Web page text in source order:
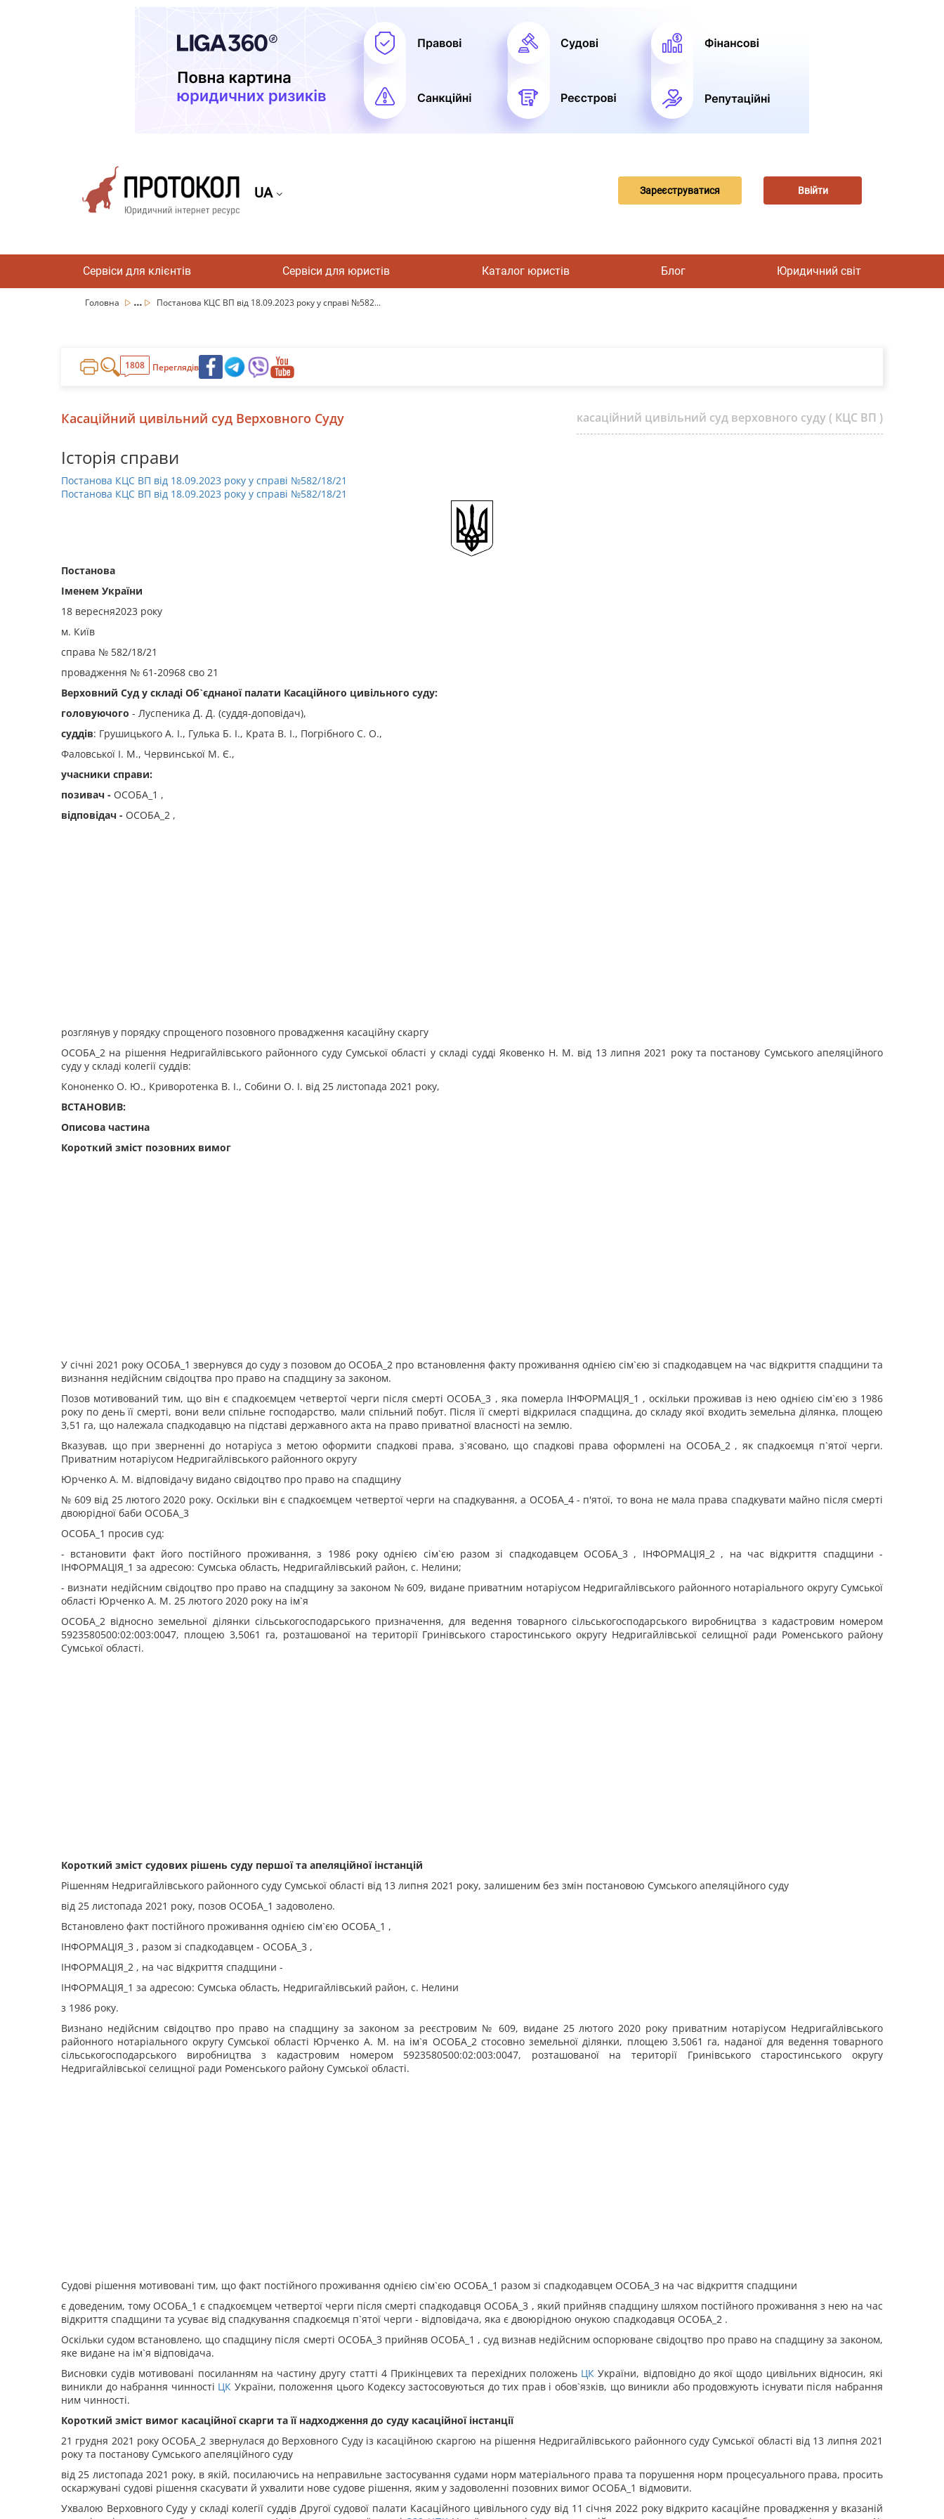
UA Зареєструватися Ввійти
Сервіси для клієнтів Сервіси для юристів Каталог юристів Блог Юридичний світ
Головна ... Постанова КЦС ВП від 18.09.2023 року у справі №582...
1808 Переглядів
Касаційний цивільний суд Верховного Суду касаційний цивільний суд верховного суду ( КЦС ВП )
Історія справи
Постанова КЦС ВП від 18.09.2023 року у справі №582/18/21
Постанова КЦС ВП від 18.09.2023 року у справі №582/18/21
Постанова
Іменем України
18 вересня2023 року
м. Київ
справа № 582/18/21
провадження № 61-20968 сво 21
Верховний Суд у складі Об`єднаної палати Касаційного цивільного суду:
головуючого - Луспеника Д. Д. (суддя-доповідач),
суддів: Грушицького А. І., Гулька Б. І., Крата В. І., Погрібного С. О.,
Фаловської І. М., Червинської М. Є.,
учасники справи:
позивач - ОСОБА_1 ,
відповідач - ОСОБА_2 ,
розглянув у порядку спрощеного позовного провадження касаційну скаргу
ОСОБА_2 на рішення Недригайлівського районного суду Сумської області у складі судді Яковенко Н. М. від 13 липня 2021 року та постанову Сумського апеляційного
суду у складі колегії суддів:
Кононенко О. Ю., Криворотенка В. І., Собини О. І. від 25 листопада 2021 року,
ВСТАНОВИВ:
Описова частина
Короткий зміст позовних вимог
У січні 2021 року ОСОБА_1 звернувся до суду з позовом до ОСОБА_2 про встановлення факту проживання однією сім`єю зі спадкодавцем на час відкриття спадщини та
визнання недійсним свідоцтва про право на спадщину за законом.
Позов мотивований тим, що він є спадкоємцем четвертої черги після смерті ОСОБА_3 , яка померла ІНФОРМАЦІЯ_1 , оскільки проживав із нею однією сім`єю з 1986
року по день її смерті, вони вели спільне господарство, мали спільний побут. Після її смерті відкрилася спадщина, до складу якої входить земельна ділянка, площею
3,51 га, що належала спадкодавцю на підставі державного акта на право приватної власності на землю.
Вказував, що при зверненні до нотаріуса з метою оформити спадкові права, з`ясовано, що спадкові права оформлені на ОСОБА_2 , як спадкоємця п`ятої черги.
Приватним нотаріусом Недригайлівського районного округу
Юрченко А. М. відповідачу видано свідоцтво про право на спадщину
№ 609 від 25 лютого 2020 року. Оскільки він є спадкоємцем четвертої черги на спадкування, а ОСОБА_4 - п'ятої, то вона не мала права спадкувати майно після смерті
двоюрідної баби ОСОБА_3
ОСОБА_1 просив суд:
- встановити факт його постійного проживання, з 1986 року однією сім`єю разом зі спадкодавцем ОСОБА_3 , ІНФОРМАЦІЯ_2 , на час відкриття спадщини -
ІНФОРМАЦІЯ_1 за адресою: Сумська область, Недригайлівський район, с. Нелини;
- визнати недійсним свідоцтво про право на спадщину за законом № 609, видане приватним нотаріусом Недригайлівського районного нотаріального округу Сумської
області Юрченко А. М. 25 лютого 2020 року на ім`я
ОСОБА_2 відносно земельної ділянки сільськогосподарського призначення, для ведення товарного сільськогосподарського виробництва з кадастровим номером
5923580500:02:003:0047, площею 3,5061 га, розташованої на території Гринівського старостинського округу Недригайлівської селищної ради Роменського району
Сумської області.
Короткий зміст судових рішень суду першої та апеляційної інстанцій
Рішенням Недригайлівського районного суду Сумської області від 13 липня 2021 року, залишеним без змін постановою Сумського апеляційного суду
від 25 листопада 2021 року, позов ОСОБА_1 задоволено.
Встановлено факт постійного проживання однією сім`єю ОСОБА_1 ,
ІНФОРМАЦІЯ_3 , разом зі спадкодавцем - ОСОБА_3 ,
ІНФОРМАЦІЯ_2 , на час відкриття спадщини -
ІНФОРМАЦІЯ_1 за адресою: Сумська область, Недригайлівський район, с. Нелини
з 1986 року.
Визнано недійсним свідоцтво про право на спадщину за законом за реєстровим № 609, видане 25 лютого 2020 року приватним нотаріусом Недригайлівського
районного нотаріального округу Сумської області Юрченко А. М. на ім`я ОСОБА_2 стосовно земельної ділянки, площею 3,5061 га, наданої для ведення товарного
сільськогосподарського виробництва з кадастровим номером 5923580500:02:003:0047, розташованої на території Гринівського старостинського округу
Недригайлівської селищної ради Роменського району Сумської області.
Судові рішення мотивовані тим, що факт постійного проживання однією сім`єю ОСОБА_1 разом зі спадкодавцем ОСОБА_3 на час відкриття спадщини
є доведеним, тому ОСОБА_1 є спадкоємцем четвертої черги після смерті спадкодавця ОСОБА_3 , який прийняв спадщину шляхом постійного проживання з нею на час
відкриття спадщини та усуває від спадкування спадкоємця п`ятої черги - відповідача, яка є двоюрідною онукою спадкодавця ОСОБА_2 .
Оскільки судом встановлено, що спадщину після смерті ОСОБА_3 прийняв ОСОБА_1 , суд визнав недійсним оспорюване свідоцтво про право на спадщину за законом,
яке видане на ім`я відповідача.
Висновки судів мотивовані посиланням на частину другу статті 4 Прикінцевих та перехідних положень ЦК України, відповідно до якої щодо цивільних відносин, які
виникли до набрання чинності ЦК України, положення цього Кодексу застосовуються до тих прав і обов`язків, що виникли або продовжують існувати після набрання
ним чинності.
Короткий зміст вимог касаційної скарги та її надходження до суду касаційної інстанції
21 грудня 2021 року ОСОБА_2 звернулася до Верховного Суду із касаційною скаргою на рішення Недригайлівського районного суду Сумської області від 13 липня 2021
року та постанову Сумського апеляційного суду
від 25 листопада 2021 року, в якій, посилаючись на неправильне застосування судами норм матеріального права та порушення норм процесуального права, просить
оскаржувані судові рішення скасувати й ухвалити нове судове рішення, яким у задоволенні позовних вимог ОСОБА_1 відмовити.
Ухвалою Верховного Суду у складі колегії суддів Другої судової палати Касаційного цивільного суду від 11 січня 2022 року відкрито касаційне провадження у вказаній